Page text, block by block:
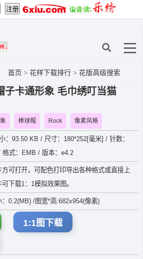
首页 > 花样下载排行 > 花版高级搜索
子卡通形象 毛巾绣叮当猫
棒球帽 Rock 像素风格
：93.50 KB / 尺寸：180*252[毫米] / 针数：
格式：EMB / 版本：e4.2
可打开，可配色打印导出各种格式或直接上
下载1：1模拟效果图。
0.2(MB) /图宽*高:682x954(像素)
1:1图下载